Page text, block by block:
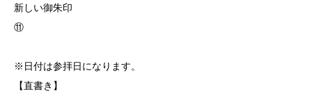
新しい御朱印
⑪
※日付は参拝日になります。
【直書き】